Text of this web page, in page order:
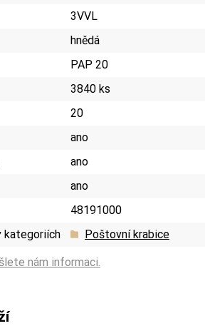
3VVL
hnědá
PAP 20
3840 ks
20
ano
ano
ano
48191000
kategoriích
Poštovní krabice
nám informaci.